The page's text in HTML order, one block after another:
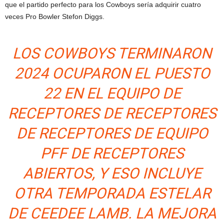
que el partido perfecto para los Cowboys sería adquirir cuatro
veces Pro Bowler Stefon Diggs.
LOS COWBOYS TERMINARON
2024 OCUPARON EL PUESTO
22 EN EL EQUIPO DE
RECEPTORES DE RECEPTORES
DE RECEPTORES DE EQUIPO
PFF DE RECEPTORES
ABIERTOS, Y ESO INCLUYE
OTRA TEMPORADA ESTELAR
DE CEEDEE LAMB. LA MEJORA